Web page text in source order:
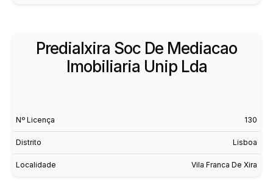
Predialxira Soc De Mediacao
Imobiliaria Unip Lda
Nº Licença 130
Distrito Lisboa
Localidade Vila Franca De Xira